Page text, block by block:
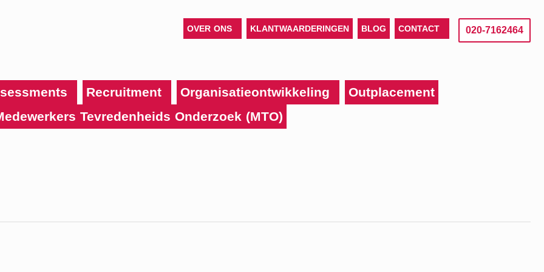
OVER ONS KLANTWAARDERINGEN BLOG CONTACT 020-7162464
Recruitment Organisatieontwikkeling
Outplacement
Tevredenheids Onderzoek (MTO)